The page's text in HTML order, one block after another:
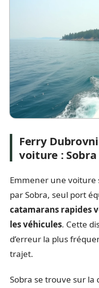
Ferry
voiture :
Emmener une voiture
par Sobra, seul port
catamarans rapides
les véhicules. Cette
d’erreur la plus
trajet.
Sobra se trouve sur la